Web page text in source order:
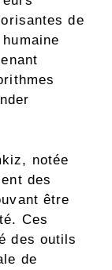
de
notée
des
être
Ces
des outils
de